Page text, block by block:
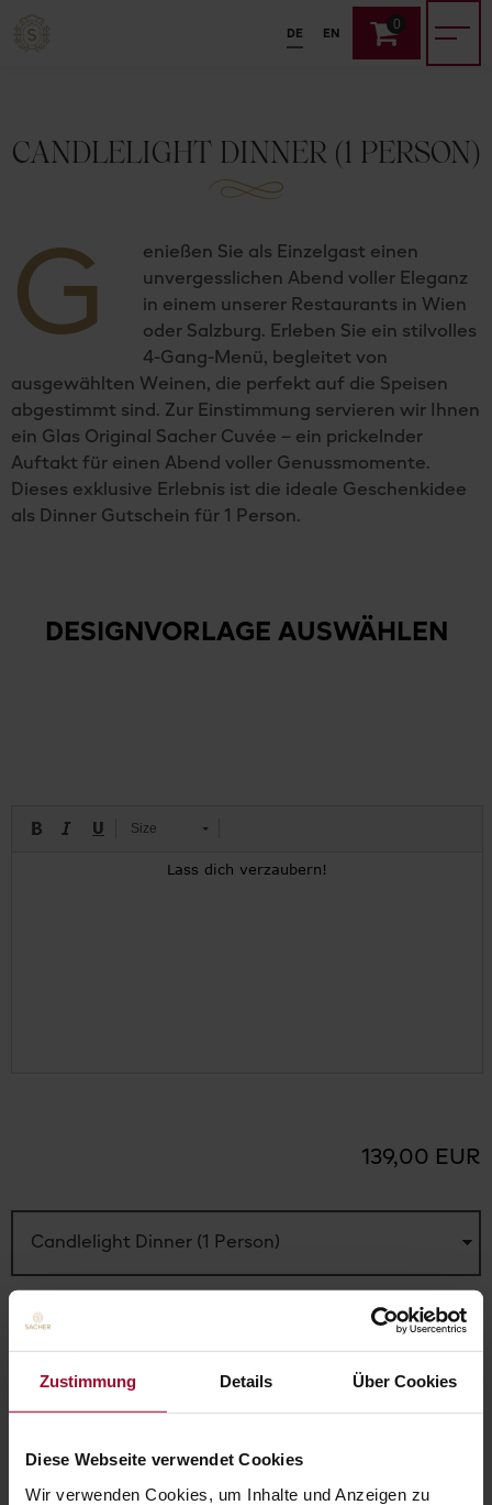
Zustimmung Details Über Cookies
Diese Webseite verwendet Cookies
Wir verwenden Cookies, um Inhalte und Anzeigen zu
DE EN
0
CANDLELIGHT DINNER (1 PERSON)
G
enießen Sie als Einzelgast einen
unvergesslichen Abend voller Eleganz
in einem unserer Restaurants in Wien
oder Salzburg. Erleben Sie ein stilvolles
4-Gang-Menü, begleitet von
ausgewählten Weinen, die perfekt auf die Speisen
abgestimmt sind. Zur Einstimmung servieren wir Ihnen
ein Glas Original Sacher Cuvée – ein prickelnder
Auftakt für einen Abend voller Genussmomente.
Dieses exklusive Erlebnis ist die ideale Geschenkidee
als Dinner Gutschein für 1 Person.
DESIGNVORLAGE AUSWÄHLEN
Size
139,00 EUR
ZUR STARTSEITE